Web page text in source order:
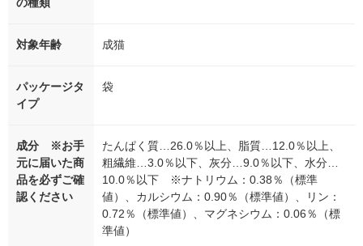
の種類
対象年齢 成猫
パッケージタ
イプ
袋
成分 ※お手
元に届いた商
品を必ずご確
認ください
たんぱく質…26.0％以上、脂質…12.0％以上、
粗繊維…3.0％以下、灰分…9.0％以下、水分…
10.0％以下 ※ナトリウム：0.38％（標準
値）、カルシウム：0.90％（標準値）、リン：
0.72％（標準値）、マグネシウム：0.06％（標
準値）